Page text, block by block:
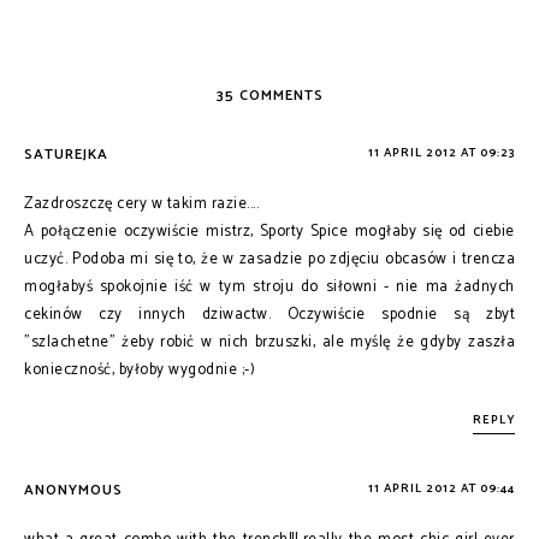
35 COMMENTS
SATUREJKA 11 APRIL 2012 AT 09:23
Zazdroszczę cery w takim razie....
A połączenie oczywiście mistrz, Sporty Spice mogłaby się od ciebie
uczyć. Podoba mi się to, że w zasadzie po zdjęciu obcasów i trencza
mogłabyś spokojnie iść w tym stroju do siłowni - nie ma żadnych
cekinów czy innych dziwactw. Oczywiście spodnie są zbyt
"szlachetne" żeby robić w nich brzuszki, ale myślę że gdyby zaszła
konieczność, byłoby wygodnie ;-)
REPLY
ANONYMOUS 11 APRIL 2012 AT 09:44